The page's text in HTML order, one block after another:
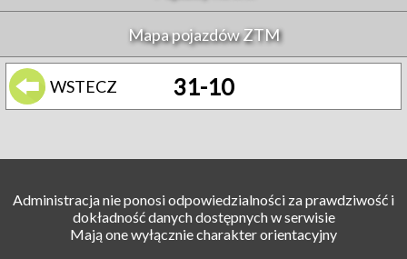
Mapa pojazdów ZTM
WSTECZ 31-10
Administracja nie ponosi odpowiedzialności za prawdziwość i
dokładność danych dostępnych w serwisie
Mają one wyłącznie charakter orientacyjny